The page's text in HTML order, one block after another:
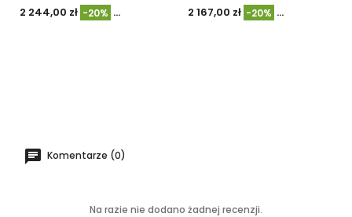
2 244,00 zł -20% 2 804,40 zł 2 167,00 zł -20% 2 708,46 zł
Komentarze (0)
Na razie nie dodano żadnej recenzji.